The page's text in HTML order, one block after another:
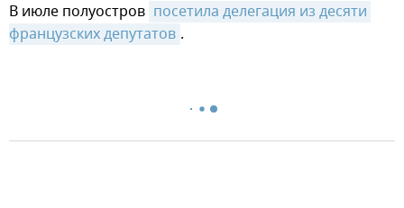
В июле полуостров посетила делегация из десяти
французских депутатов .